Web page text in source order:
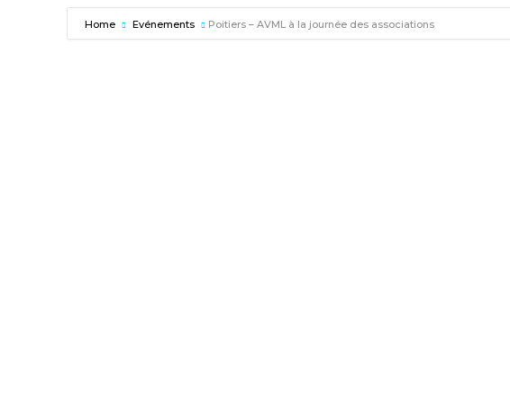
Home Evénements Poitiers – AVML à la journée des associations